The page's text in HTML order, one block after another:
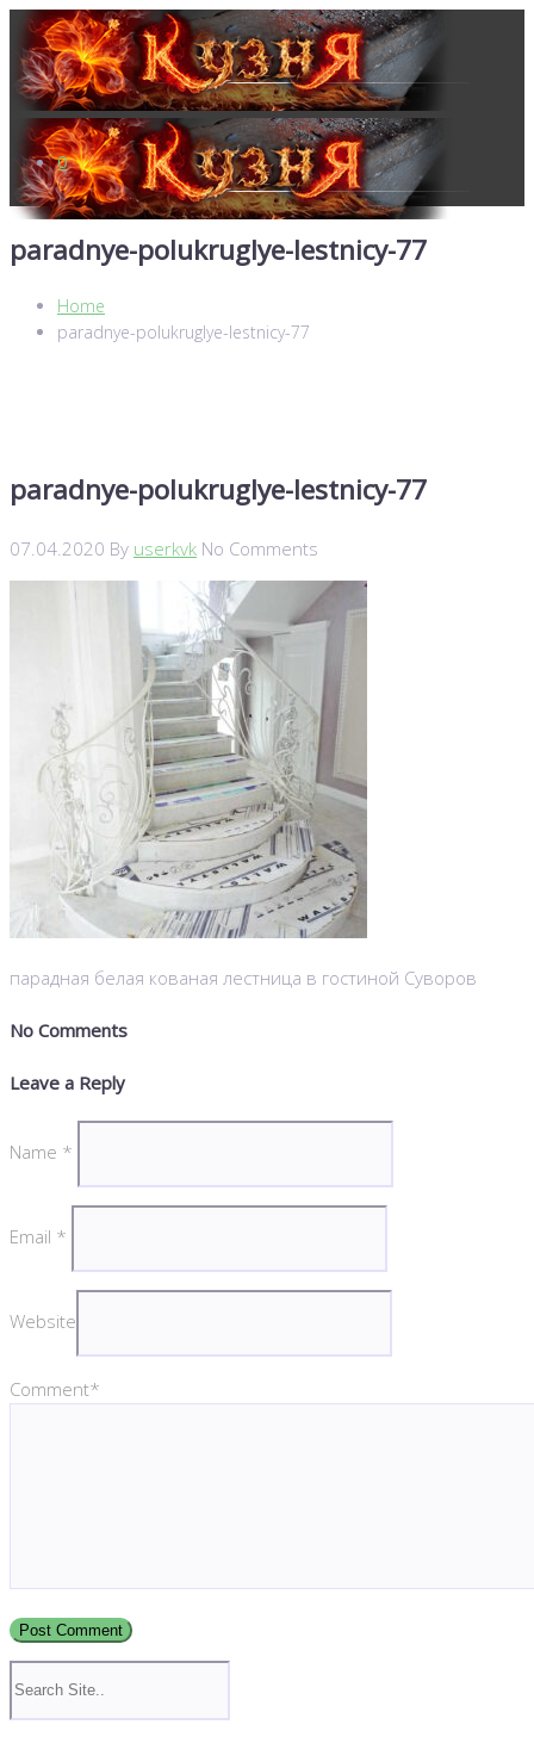
0
paradnye-polukruglye-lestnicy-77
Home
paradnye-polukruglye-lestnicy-77
paradnye-polukruglye-lestnicy-77
07.04.2020 By userkvk No Comments
парадная белая кованая лестница в гостиной Суворов
No Comments
Leave a Reply
Name *
Email *
Website
Comment*